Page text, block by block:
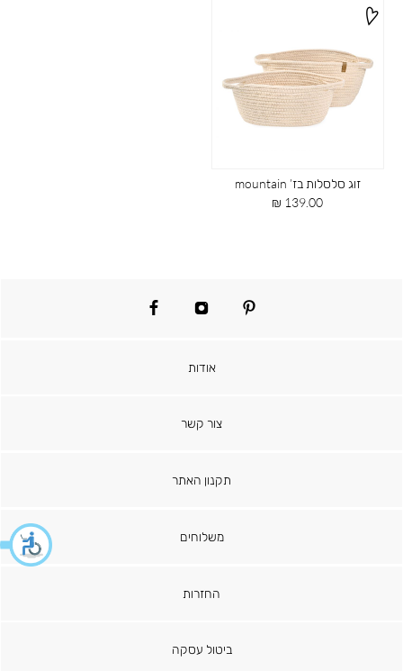
זוג סלסלות בז’ mountain
מחיר
139.00 ₪
pinterest
instagram
facebook
אודות
צור קשר
תקנון האתר
משלוחים
החזרות
ביטול עסקה